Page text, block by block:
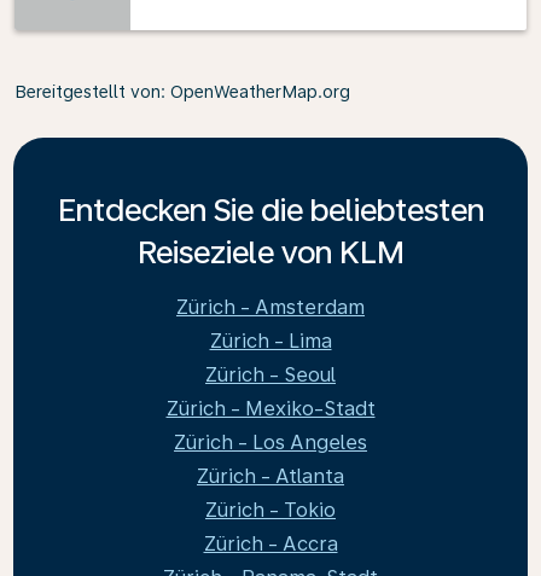
Bereitgestellt von: OpenWeatherMap.org
Entdecken Sie die beliebtesten
Reiseziele von KLM
Zürich - Amsterdam
Zürich - Lima
Zürich - Seoul
Zürich - Mexiko-Stadt
Zürich - Los Angeles
Zürich - Atlanta
Zürich - Tokio
Zürich - Accra